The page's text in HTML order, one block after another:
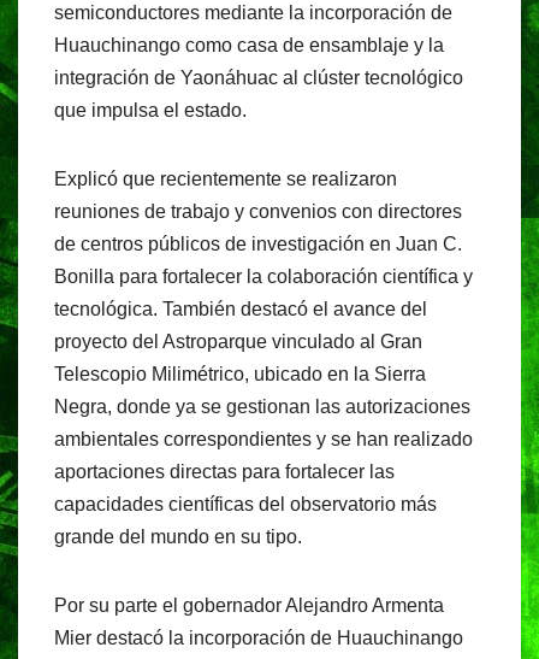
semiconductores mediante la incorporación de
Huauchinango como casa de ensamblaje y la
integración de Yaonáhuac al clúster tecnológico
que impulsa el estado.
Explicó que recientemente se realizaron
reuniones de trabajo y convenios con directores
de centros públicos de investigación en Juan C.
Bonilla para fortalecer la colaboración científica y
tecnológica. También destacó el avance del
proyecto del Astroparque vinculado al Gran
Telescopio Milimétrico, ubicado en la Sierra
Negra, donde ya se gestionan las autorizaciones
ambientales correspondientes y se han realizado
aportaciones directas para fortalecer las
capacidades científicas del observatorio más
grande del mundo en su tipo.
Por su parte el gobernador Alejandro Armenta
Mier destacó la incorporación de Huauchinango